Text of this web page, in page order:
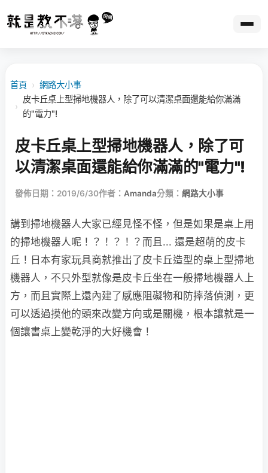
首頁 › 網路大小事
›
皮卡丘桌上型掃地機器人，除了可以清潔桌面還能給你滿滿
的"電力"!
皮卡丘桌上型掃地機器人，除了可
以清潔桌面還能給你滿滿的"電力"!
發佈日期：2019/6/30作者： Amanda分類： 網路大小事
講到掃地機器人大家已經見怪不怪，但是如果是桌上用
的掃地機器人呢！？！？！？而且... 還是超萌的皮卡
丘！日本有家玩具商就推出了皮卡丘造型的桌上型掃地
機器人，不只外型就像是皮卡丘坐在一般掃地機器人上
方，而且實際上還內建了感應阻礙物和防摔落偵測，更
可以透過摸他的頭來改變方向或是關機，根本讓就是一
個讓書桌上變乾淨的大好機會！